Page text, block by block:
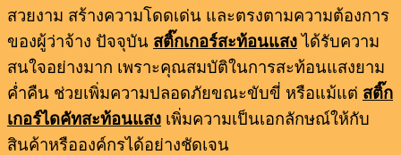
สวยงาม สร้างความโดดเด่น และตรงตามความต้องการ
ของผู้ว่าจ้าง ปัจจุบัน สติ๊กเกอร์สะท้อนแสง ได้รับความ
สนใจอย่างมาก เพราะคุณสมบัติในการสะท้อนแสงยาม
ค่ำคืน ช่วยเพิ่มความปลอดภัยขณะขับขี่ หรือแม้แต่ สติ๊ก
เกอร์ไดคัทสะท้อนแสง เพิ่มความเป็นเอกลักษณ์ให้กับ
สินค้าหรือองค์กรได้อย่างชัดเจน